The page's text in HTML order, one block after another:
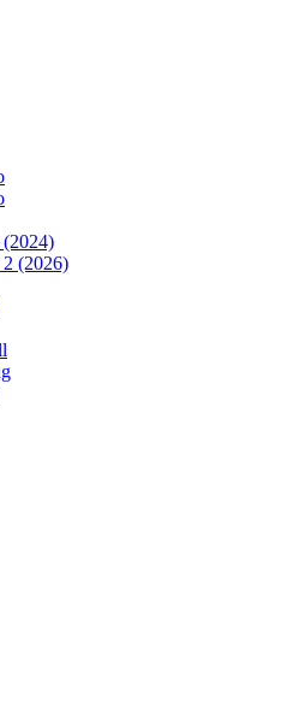
(2026)